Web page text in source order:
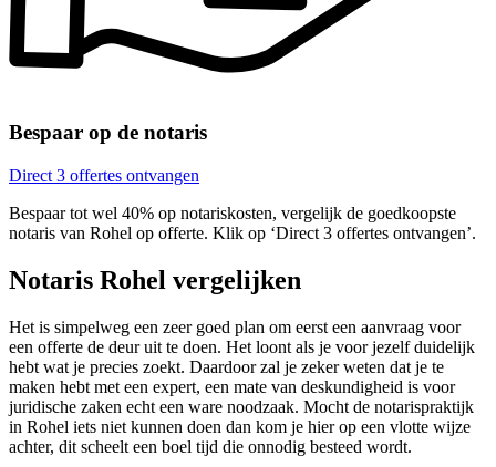
Bespaar op de notaris
Direct 3 offertes ontvangen
Bespaar tot wel 40% op notariskosten, vergelijk de goedkoopste
notaris van Rohel op offerte. Klik op ‘Direct 3 offertes ontvangen’.
Notaris Rohel vergelijken
Het is simpelweg een zeer goed plan om eerst een aanvraag voor
een offerte de deur uit te doen. Het loont als je voor jezelf duidelijk
hebt wat je precies zoekt. Daardoor zal je zeker weten dat je te
maken hebt met een expert, een mate van deskundigheid is voor
juridische zaken echt een ware noodzaak. Mocht de notarispraktijk
in Rohel iets niet kunnen doen dan kom je hier op een vlotte wijze
achter, dit scheelt een boel tijd die onnodig besteed wordt.